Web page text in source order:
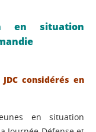
en situation
considérés en
en situation